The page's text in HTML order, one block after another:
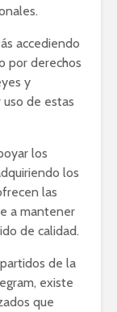
accediendo
por derechos
y
de estas
los
los
las
a mantener
de calidad.
de la
existe
que